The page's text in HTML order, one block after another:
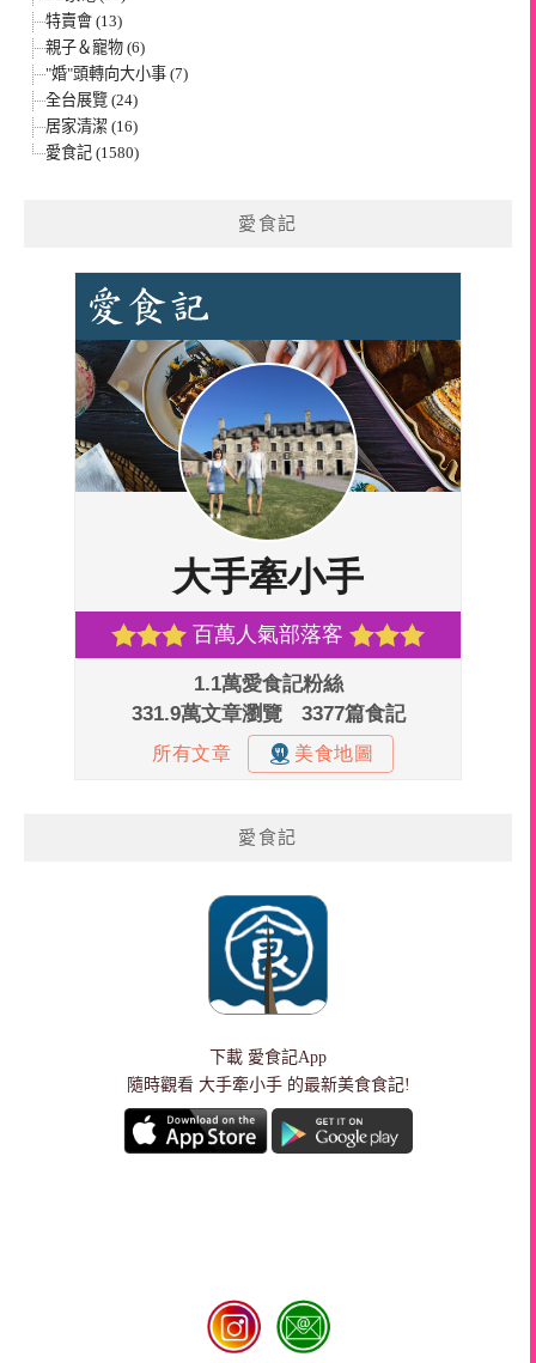
特賣會 (13)
親子＆寵物 (6)
"婚"頭轉向大小事 (7)
全台展覽 (24)
居家清潔 (16)
愛食記 (1580)
愛食記
愛食記
下載 愛食記App
隨時觀看 大手牽小手 的最新美食食記!